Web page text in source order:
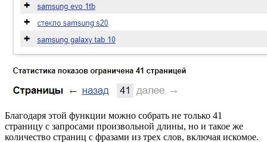
Благодаря этой функции можно собрать не только 41
страницу с запросами произвольной длины, но и такое же
количество страниц с фразами из трех слов, включая искомое.